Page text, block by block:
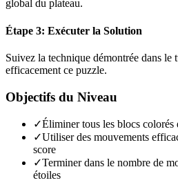
global du plateau.
Étape 3: Exécuter la Solution
Suivez la technique démontrée dans
efficacement ce puzzle.
Objectifs du Niveau
✓Éliminer tous les blocs colorés
✓Utiliser des mouvements
score
✓Terminer dans le nombre de
étoiles